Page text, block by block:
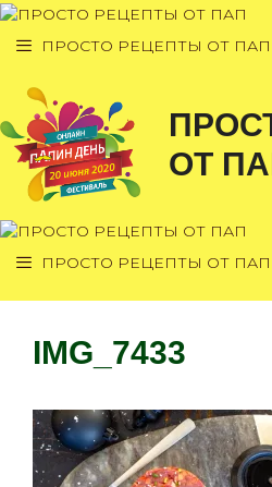
Перейти
ПРОСТО РЕЦЕПТЫ ОТ ПАП
ОТ
ПРОСТО РЕЦЕПТЫ ОТ ПАП
IMG_7433